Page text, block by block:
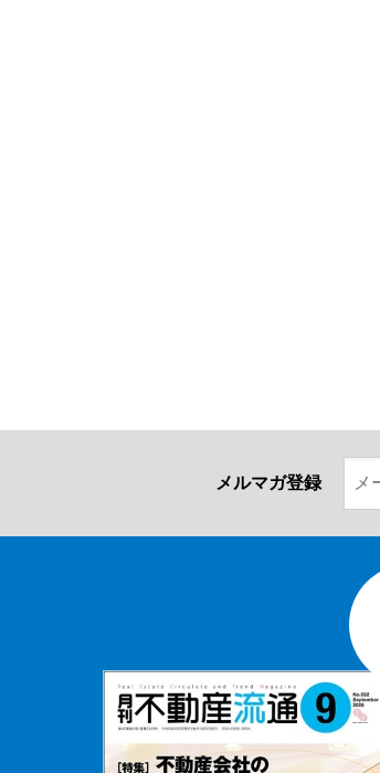
メルマガ登録